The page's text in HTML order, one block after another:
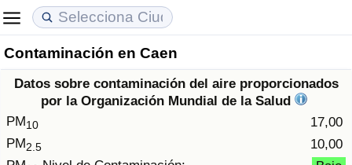
Contaminación en Caen
Datos sobre contaminación del aire proporcionados
por la Organización Mundial de la Salud
PM10
17,00
PM2.5
10,00
Coste de vida
Índice de Costo de Vida (Actual)
Índice de Costo de Vida
Precios de las propiedades
Índice de Precios de Inmuebles (Actual)
Índice de Precios de Inmuebles
Calidad de Vida
Índice de Calidad de Vida
Índice de Calidad de Vida (Actual)